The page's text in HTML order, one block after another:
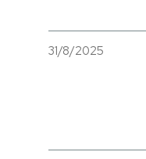
31/8/2025